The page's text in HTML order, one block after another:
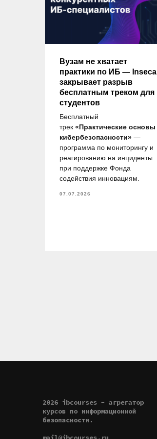
Вузам не хватает
практики по ИБ — Inseca
закрывает разрыв
бесплатным треком для
студентов
Бесплатный
трек «Практические основы
кибербезопасности» —
программа по мониторингу и
реагированию на инциденты
при поддержке Фонда
содействия инновациям.
07.07.2026
2026 ibcourses - агрегатор
курсов по информационной
безопасности.